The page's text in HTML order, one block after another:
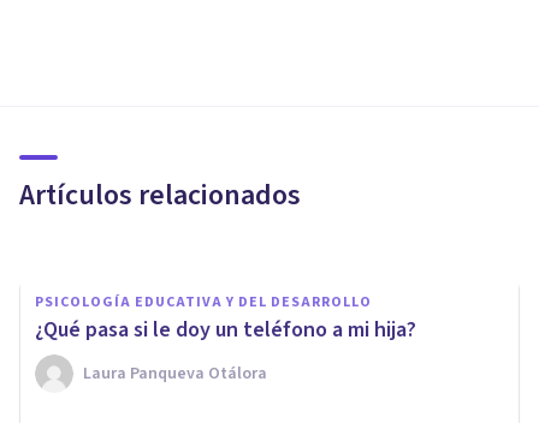
Artículos relacionados
móvil mientras come
PSICOLOGÍA EDUCATIVA Y DEL DESARROLLO
¿Qué pasa si le doy un teléfono a mi hija?
Laura Panqueva Otálora